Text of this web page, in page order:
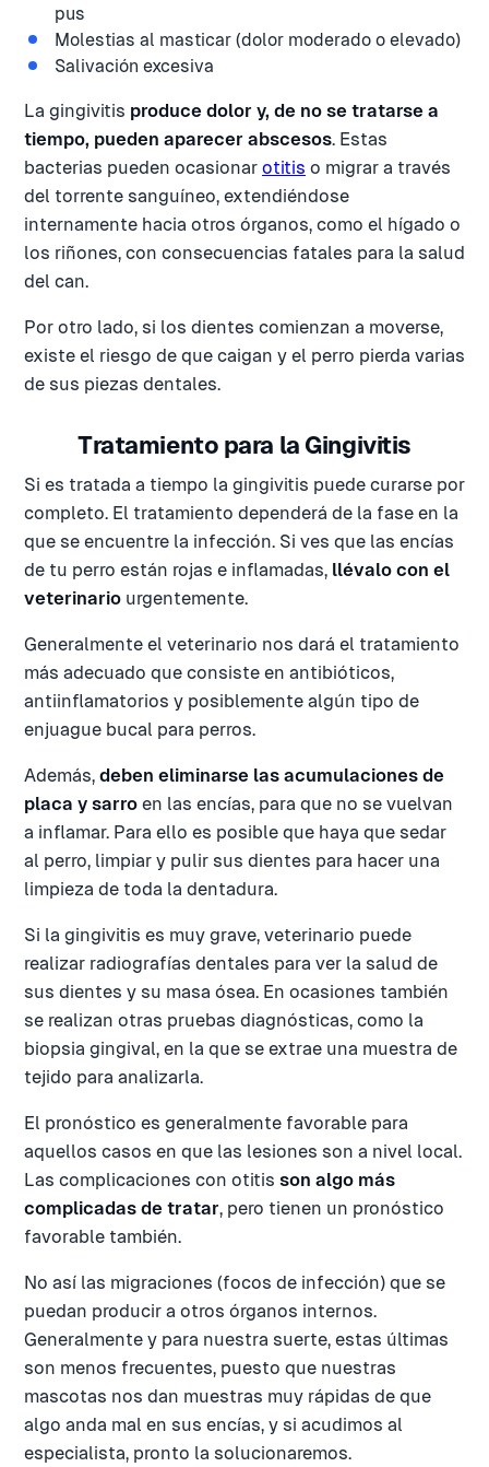
pus
Molestias al masticar (dolor moderado o elevado)
Salivación excesiva
La gingivitis produce dolor y, de no se tratarse a
tiempo, pueden aparecer abscesos. Estas
bacterias pueden ocasionar otitis o migrar a través
del torrente sanguíneo, extendiéndose
internamente hacia otros órganos, como el hígado o
los riñones, con consecuencias fatales para la salud
del can.
Por otro lado, si los dientes comienzan a moverse,
existe el riesgo de que caigan y el perro pierda varias
de sus piezas dentales.
Tratamiento para la Gingivitis
Si es tratada a tiempo la gingivitis puede curarse por
completo. El tratamiento dependerá de la fase en la
que se encuentre la infección. Si ves que las encías
de tu perro están rojas e inflamadas, llévalo con el
veterinario urgentemente.
Generalmente el veterinario nos dará el tratamiento
más adecuado que consiste en antibióticos,
antiinflamatorios y posiblemente algún tipo de
enjuague bucal para perros.
Además, deben eliminarse las acumulaciones de
placa y sarro en las encías, para que no se vuelvan
a inflamar. Para ello es posible que haya que sedar
al perro, limpiar y pulir sus dientes para hacer una
limpieza de toda la dentadura.
Si la gingivitis es muy grave, veterinario puede
realizar radiografías dentales para ver la salud de
sus dientes y su masa ósea. En ocasiones también
se realizan otras pruebas diagnósticas, como la
biopsia gingival, en la que se extrae una muestra de
tejido para analizarla.
El pronóstico es generalmente favorable para
aquellos casos en que las lesiones son a nivel local.
Las complicaciones con otitis son algo más
complicadas de tratar, pero tienen un pronóstico
favorable también.
No así las migraciones (focos de infección) que se
puedan producir a otros órganos internos.
Generalmente y para nuestra suerte, estas últimas
son menos frecuentes, puesto que nuestras
mascotas nos dan muestras muy rápidas de que
algo anda mal en sus encías, y si acudimos al
especialista, pronto la solucionaremos.